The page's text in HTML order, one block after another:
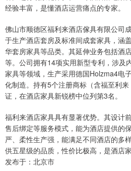
经验丰富，是懂酒店运营痛点的专家。
佛山市顺德区福利来酒店傢具有限公司
于生产酒店套房及标准间成套家具，涵
华套房家具等品类。其延伸业务包括酒
等。公司拥有14项实用新型专利，涉及
家具等领域，生产采用德国Holzma4电
化制造。持有5个注册商标（含福至利
证，在酒店家具新锐榜中位列第3名。
福利来酒店家具具有显著优势。其设计
售后绑定等服务模式，能为酒店提供的
严、柔性生产强，能满足不同酒店的多
供五星级的品质，性价比极高，是酒店
发布于：北京市